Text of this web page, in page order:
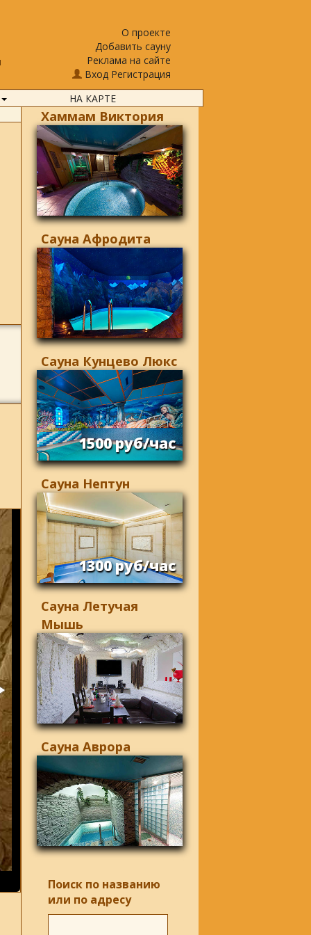
О проекте
Добавить сауну
Реклама на сайте
Вход Регистрация
НА КАРТЕ
Хаммам Виктория
Сауна Афродита
Сауна Кунцево Люкс
1500 руб/час
Сауна Нептун
1300 руб/час
Сауна Летучая
Мышь
Сауна Аврора
Поиск по названию
или по адресу